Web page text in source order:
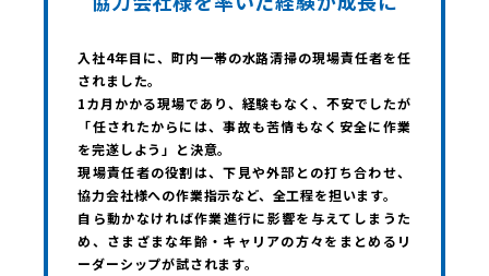
入社4年目に、町内一帯の水路清掃の現場責任者を任
されました。
1カ月かかる現場であり、経験もなく、不安でしたが
「任されたからには、事故も苦情もなく安全に作業
を完遂しよう」と決意。
現場責任者の役割は、下見や外部との打ち合わせ、
協力会社様への作業指示など、全工程を担います。
自ら動かなければ作業進行に影響を与えてしまうた
め、さまざまな年齢・キャリアの方々をまとめるリ
ーダーシップが試されます。